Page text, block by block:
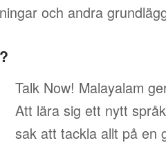
och andra
Talk Now! Malayalam
Att lära sig ett nytt
sak att tackla allt på en